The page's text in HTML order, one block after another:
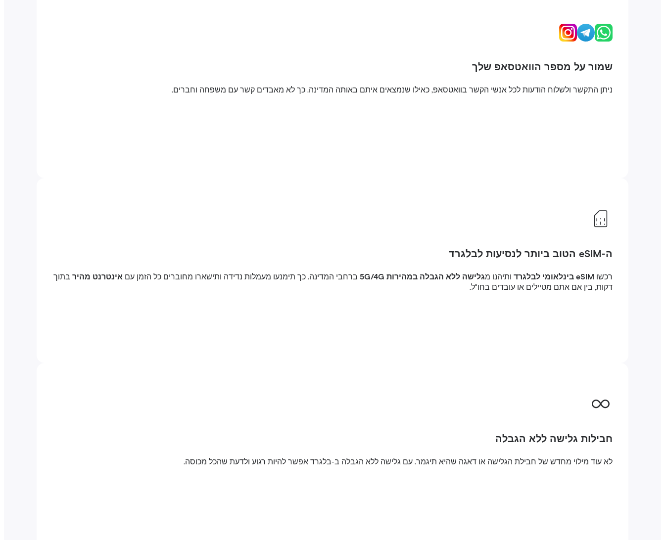
שמור על מספר הוואטסאפ שלך
ניתן התקשר ולשלוח הודעות לכל אנשי הקשר בוואטסאפ, כאילו שנמצאים איתם באותה המדינה. כך לא מאבדים קשר עם משפחה וחברים.
ה-eSIM הטוב ביותר לנסיעות לבלגרד
רכשו eSIM בינלאומי לבלגרד ותיהנו מגלישה ללא הגבלה במהירות 5G/4G ברחבי המדינה. כך תימנעו מעמלות נדידה ותישארו מחוברים כל הזמן עםאינטרנט מהיר בתוך
דקות, בין אם אתם מטיילים או עובדים בחו"ל.
חבילות גלישה ללא הגבלה
לא עוד מילוי מחדש של חבילת הגלישה או דאגה שהיא תיגמר. עם גלישה ללא הגבלה ב-בלגרד אפשר להיות רגוע ולדעת שהכל מכוסה.